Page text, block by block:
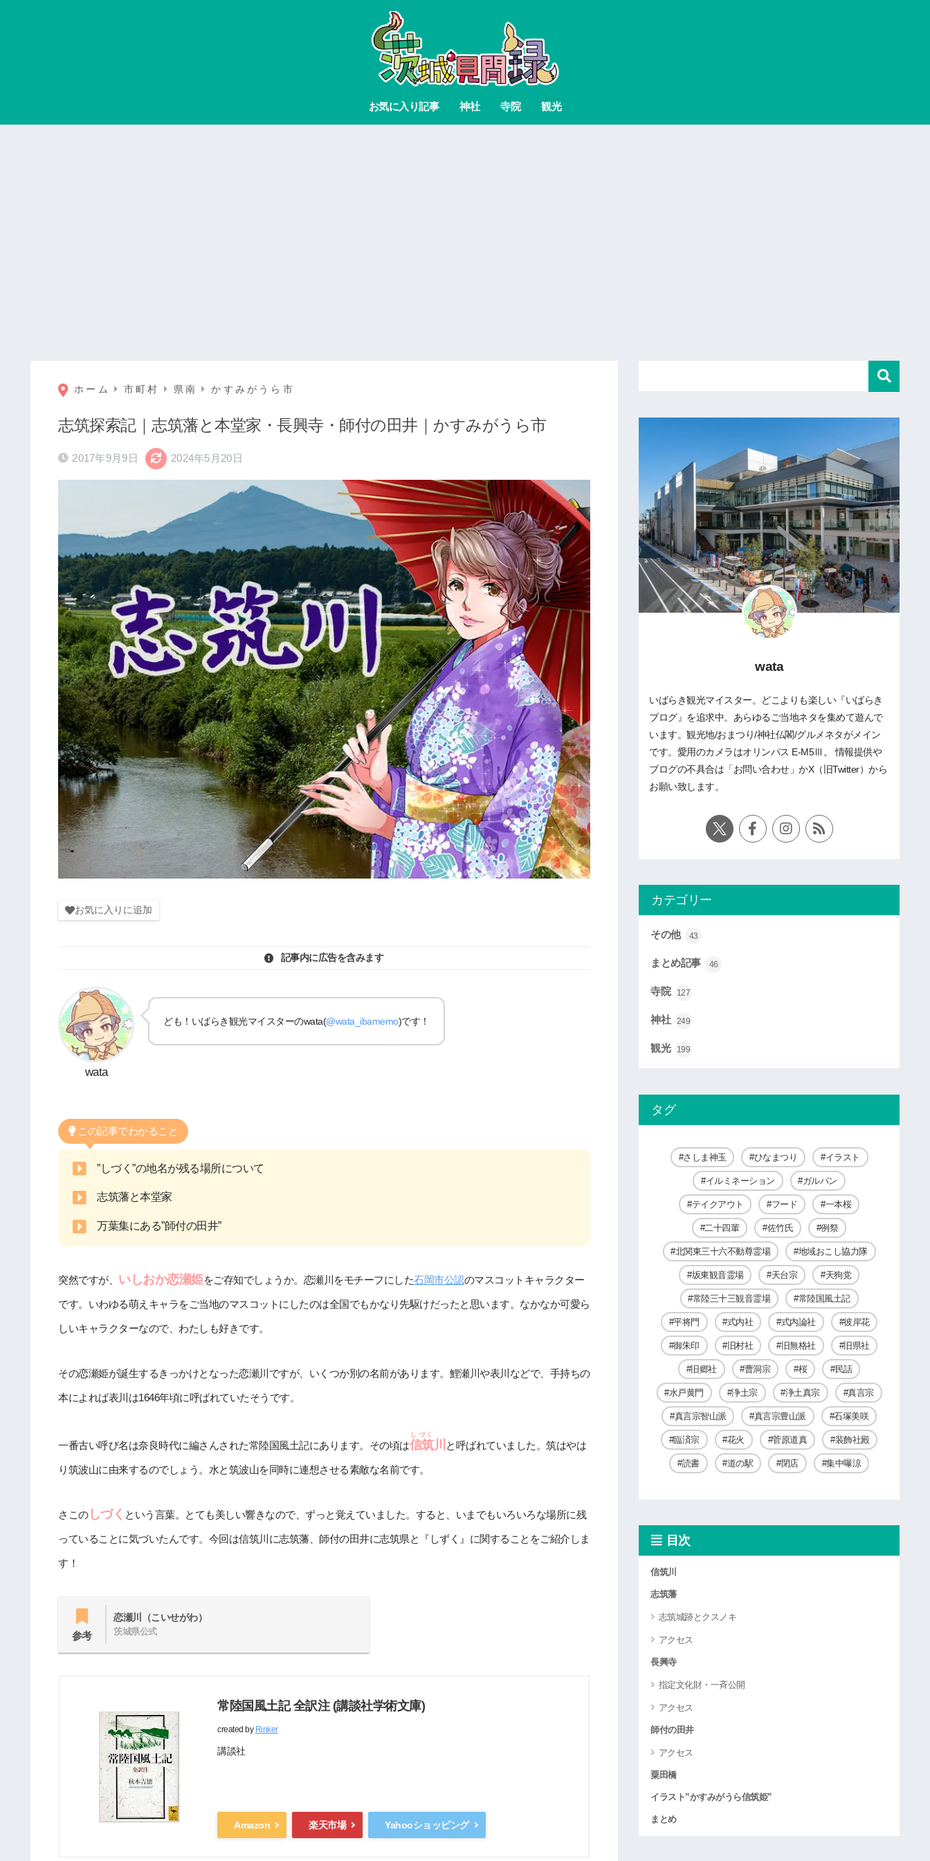
お気に入り記事 神社 寺院 観光
ホーム 市町村 県南 かすみがうら市
志筑探索記｜志筑藩と本堂家・長興寺・師付の田井｜かすみがうら市
2017年9月9日 2024年5月20日
お気に入りに追加
記事内に広告を含みます
wata
ども！いばらき観光マイスターのwata(@wata_ibamemo)です！
この記事でわかること
”しづく”の地名が残る場所について
志筑藩と本堂家
万葉集にある”師付の田井”
突然ですが、 いしおか恋瀬姫をご存知でしょうか。恋瀬川をモチーフにした石岡市公認のマスコットキャラクター
です。いわゆる萌えキャラをご当地のマスコットにしたのは全国でもかなり先駆けだったと思います。なかなか可愛ら
しいキャラクターなので、わたしも好きです。
その恋瀬姫が誕生するきっかけとなった恋瀬川ですが、いくつか別の名前があります。鯉瀬川や表川などで、手持ちの
本によれば表川は1646年頃に呼ばれていたそうです。
一番古い呼び名は奈良時代に編さんされた常陸国風土記にあります。その頃は信筑
しづく
川 と呼ばれていました。筑はやは
り筑波山に由来するのでしょう。水と筑波山を同時に連想させる素敵な名前です。
さこのしづく という言葉。とても美しい響きなので、ずっと覚えていました。すると、いまでもいろいろな場所に残
っていることに気づいたんです。今回は信筑川に志筑藩、師付の田井に志筑県と『しずく』に関することをご紹介しま
す！
参考
恋瀬川（こいせがわ）
茨城県公式
常陸国風土記 全訳注 (講談社学術文庫)
created by Rinker
講談社
Amazon 楽天市場 Yahooショッピング
wata
いばらき観光マイスター。どこよりも楽しい『いばらき
ブログ』を追求中。あらゆるご当地ネタを集めて遊んで
います。観光地/おまつり/神社仏閣/グルメネタがメイン
です。愛用のカメラはオリンパス E-M5Ⅲ。 情報提供や
ブログの不具合は「お問い合わせ」かX（旧Twitter）から
お願い致します。
カテゴリー
その他 43
まとめ記事 46
寺院 127
神社 249
観光 199
タグ
さしま神玉 ひなまつり イラスト
イルミネーション ガルパン
テイクアウト フード 一本桜
二十四輩 佐竹氏 例祭
北関東三十六不動尊霊場 地域おこし協力隊
坂東観音霊場 天台宗 天狗党
常陸三十三観音霊場 常陸国風土記
平将門 式内社 式内論社 彼岸花
御朱印 旧村社 旧無格社 旧県社
旧郷社 曹洞宗 桜 民話
水戸黄門 浄土宗 浄土真宗 真言宗
真言宗智山派 真言宗豊山派 石塚美咲
臨済宗 花火 菅原道真 装飾社殿
読書 道の駅 閉店 集中曝涼
目次
信筑川
志筑藩
志筑城跡とクスノキ
アクセス
長興寺
指定文化財・一斉公開
アクセス
師付の田井
アクセス
粟田橋
イラスト”かすみがうら信筑姫”
まとめ